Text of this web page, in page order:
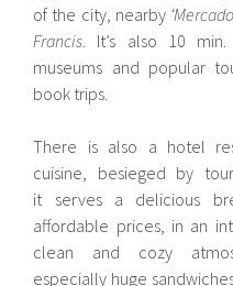
of the city, nearby
Francis . It’s also 10
museums and popular
book trips.
There is also a hotel
cuisine, besieged by
it serves a delicious
affordable prices, in an
clean and cozy
especially huge